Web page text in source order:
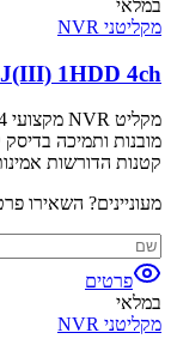
במלאי
מקליטני NVR
1HDD 4ch
קטנות הדורשות
מעוניינים? השאירו
פרטים
במלאי
מקליטני NVR